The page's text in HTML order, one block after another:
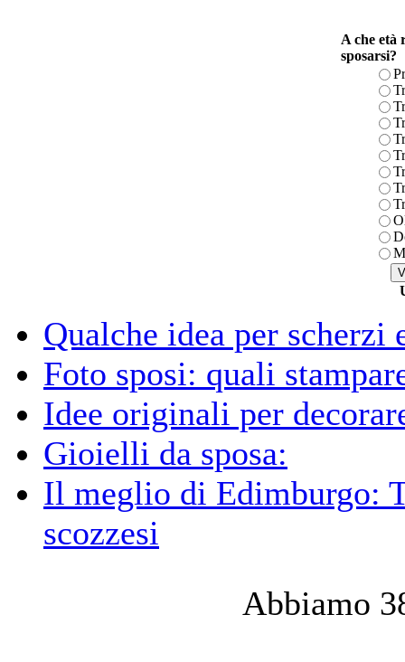
A che età
sposarsi?
Qualche idea per
Foto sposi: quali
Idee originali per
Gioielli da sposa:
Il meglio di Edimburgo:
scozzesi
Abbiamo